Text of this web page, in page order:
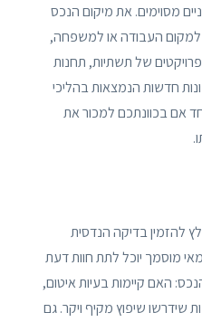
מסוימים. את מיקום הנכס
למקום העבודה או למשפחה,
פרויקטים של תשתיות, תחנות
חדשות הנמצאות בהליכי
אם בכוונתכם למכור את
להזמין בדיקה הנדסית
מוסמך יוכל לתת חוות דעת
האם קיימות בעיות איטום,
שידרשו שיפוץ מקיף ויקר. גם